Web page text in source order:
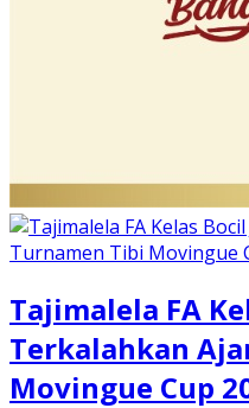
Tajimalela FA
Terkalahkan
Movingue Cup